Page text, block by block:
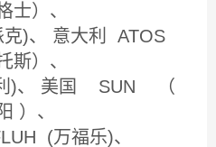
士）、
克)、 意大利 ATOS
斯）、
)、 美国 SUN （
）、
(万福乐)、